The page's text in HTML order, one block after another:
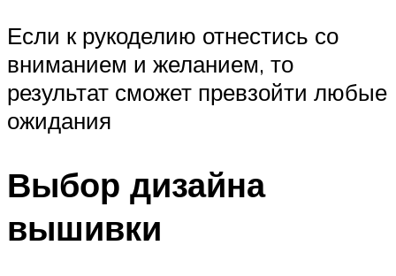
Если к рукоделию отнестись со
вниманием и желанием, то
результат сможет превзойти любые
ожидания
Выбор дизайна
вышивки